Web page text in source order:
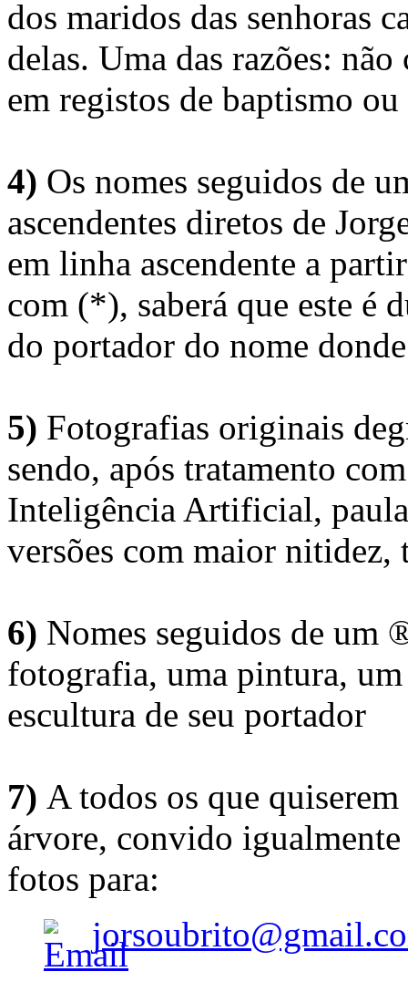
dos maridos das senhoras
delas. Uma das razões:
em registos de baptismo
4) Os nomes seguidos de
ascendentes diretos de
em linha ascendente a
com (*), saberá que este é
do portador do nome
5) Fotografias originais
sendo, após tratamento
Inteligência Artificial,
versões com maior nitidez,
6) Nomes seguidos de um
fotografia, uma pintura,
escultura de seu portador
7) A todos os que
árvore, convido
fotos para: